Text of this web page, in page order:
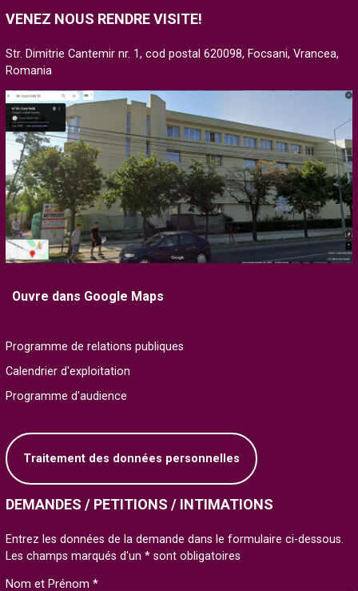
VENEZ NOUS RENDRE VISITE!
Str. Dimitrie Cantemir nr. 1, cod postal 620098, Focsani, Vrancea,
Romania
Ouvre dans Google Maps
Programme de relations publiques
Calendrier d'exploitation
Programme d'audience
Traitement des données personnelles
DEMANDES / PETITIONS / INTIMATIONS
Entrez les données de la demande dans le formulaire ci-dessous.
Les champs marqués d'un * sont obligatoires
Nom et Prénom *